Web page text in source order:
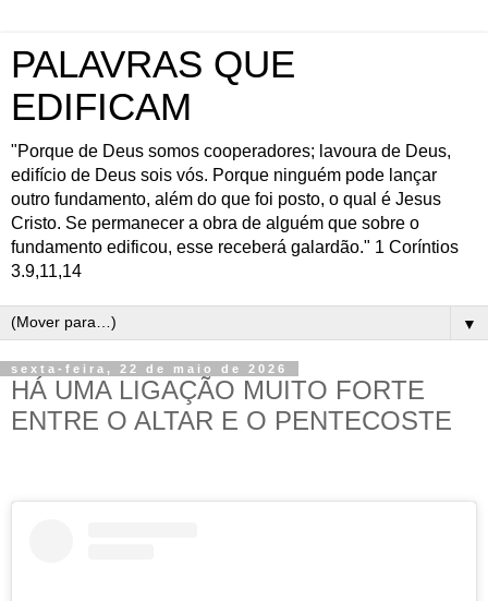
PALAVRAS QUE
EDIFICAM
"Porque de Deus somos cooperadores; lavoura de Deus,
edifício de Deus sois vós. Porque ninguém pode lançar
outro fundamento, além do que foi posto, o qual é Jesus
Cristo. Se permanecer a obra de alguém que sobre o
fundamento edificou, esse receberá galardão." 1 Coríntios
3.9,11,14
▼
sexta-feira, 22 de maio de 2026
HÁ UMA LIGAÇÃO MUITO FORTE
ENTRE O ALTAR E O PENTECOSTE